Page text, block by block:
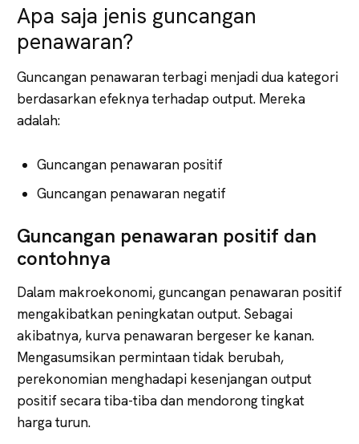
Apa saja jenis guncangan
penawaran?
Guncangan penawaran terbagi menjadi dua kategori
berdasarkan efeknya terhadap output. Mereka
adalah:
Guncangan penawaran positif
Guncangan penawaran negatif
Guncangan penawaran positif dan
contohnya
Dalam makroekonomi, guncangan penawaran positif
mengakibatkan peningkatan output. Sebagai
akibatnya, kurva penawaran bergeser ke kanan.
Mengasumsikan permintaan tidak berubah,
perekonomian menghadapi kesenjangan output
positif secara tiba-tiba dan mendorong tingkat
harga turun.